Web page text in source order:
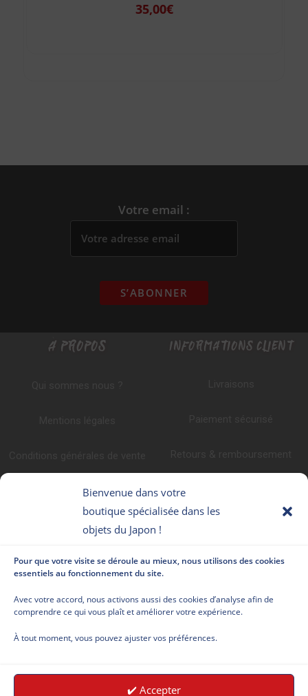
Bienvenue dans votre
boutique spécialisée dans les
objets du Japon !
Pour que votre visite se déroule au mieux, nous utilisons des cookies
essentiels au fonctionnement du site.
Avec votre accord, nous activons aussi des cookies d’analyse afin de
comprendre ce qui vous plaît et améliorer votre expérience.
À tout moment, vous pouvez ajuster vos préférences.
✔️ Accepter
35,00€
Votre email :
À PROPOS
Politique de confidentialité
Faq
INFORMATIONS CLIENT
CONTACTEZ-NOUS
Le Japonais 79 Av
Clément Ader
Appelez nous au
NOUS SUIVRE